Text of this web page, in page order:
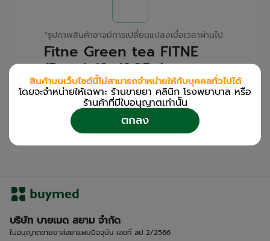
*รูปภาพสินค้าอาจมีการเปลี่ยนแปลงเมื่อเวลาผ่านไป
Fitne Green tea FITNE
(Pouch/8s/2.35g)
สำหรับลูกค้าเฉพาะร้านขายยา คลินิก และโรง
เข้าสู่ระบบ
ลงทะเบียน
เพื่อดูรายละเอียดเพิ่มเติม
บริษัท บายเมด สยาม จำกัด
ใบอนุญาตขายยาส่งยาแผนปัจจุบัน เลขที่ สป 2/2566
สินค้าบนเว็บไซต์นี้ไม่สามารถจำหน่ายให้กับบุคคลทั่วไปได้
โดยจะจำหน่ายให้เฉพาะ ร้านขายยา คลินิก โรงพยาบาล หรือ
ร้านค้าที่มีใบอนุญาตเท่านััน
ตกลง